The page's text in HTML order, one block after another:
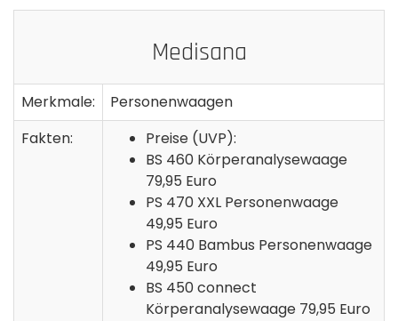
Medisana
Merkmale:
Personenwaagen
Fakten:
Preise (UVP):
BS 460 Körperanalysewaage
79,95 Euro
PS 470 XXL Personenwaage
49,95 Euro
PS 440 Bambus Personenwaage
49,95 Euro
BS 450 connect
Körperanalysewaage 79,95 Euro